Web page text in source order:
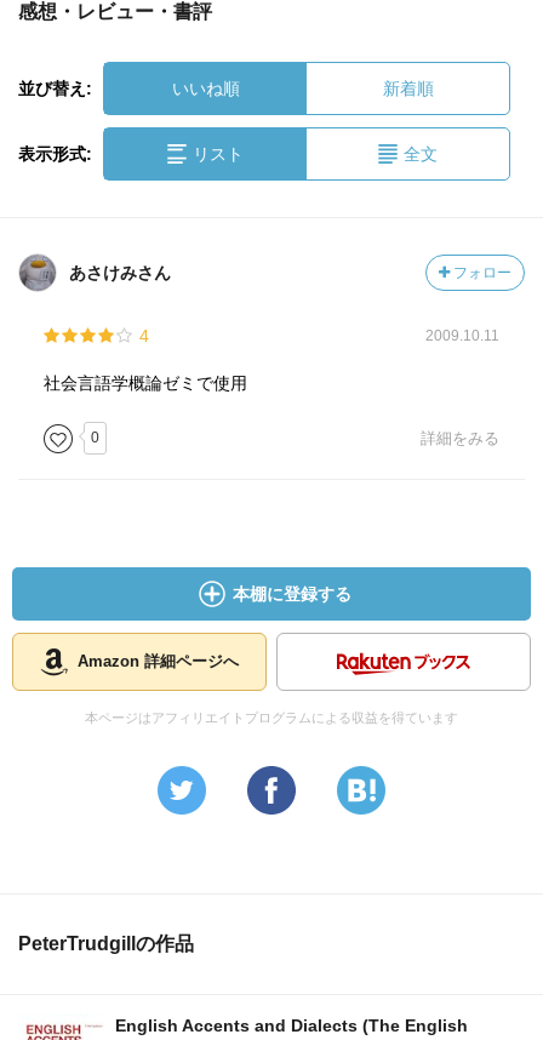
感想・レビュー・書評
並び替え: いいね順 新着順
表示形式: リスト 全文
あさけみさん フォロー
4 2009.10.11
社会言語学概論ゼミで使用
0 詳細をみる
本棚に登録する
Amazon 詳細ページへ
本ページはアフィリエイトプログラムによる収益を得ています
PeterTrudgillの作品
English Accents and Dialects (The English